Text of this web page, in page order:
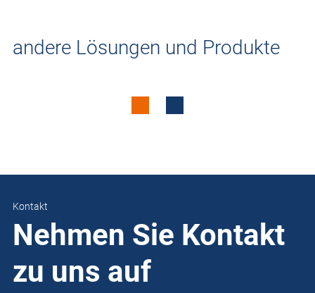
andere Lösungen und Produkte
Standschrank Stahlblech
H390, 1-türig
Gehäuse Lösungen
Kontakt
Nehmen Sie Kontakt
zu uns auf